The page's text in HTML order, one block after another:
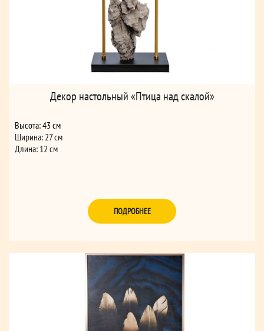
Декор настольный «Птица над скалой»
Высота: 43 см
Ширина: 27 см
Длина: 12 см
ПОДРОБНЕЕ